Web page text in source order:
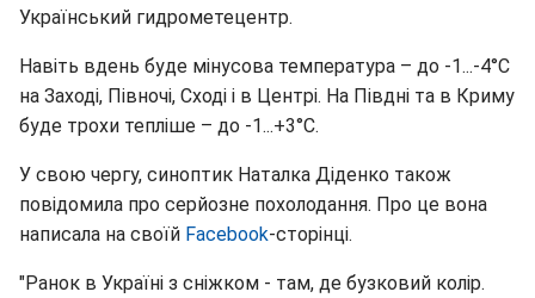
Український гидрометецентр.
Навіть вдень буде мінусова температура – до -1...-4°С
на Заході, Півночі, Сході і в Центрі. На Півдні та в Криму
буде трохи тепліше – до -1...+3°С.
У свою чергу, синоптик Наталка Діденко також
повідомила про серйозне похолодання. Про це вона
написала на своїй Facebook-сторінці.
"Ранок в Україні з сніжком - там, де бузковий колір.